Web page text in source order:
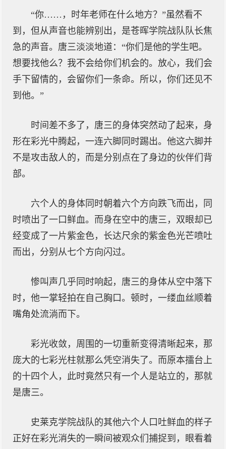
“你……，时年老师在什么地方？”虽然看不
到，但从声音也能辨别出，是苍晖学院战队队长焦
急的声音。唐三淡淡地道：“你们是他的学生吧。
想要找他么？我不会给你们机会的。放心，我们会
手下留情的，会留你们一条命。所以，你们还见不
到他。”
时间差不多了，唐三的身体突然动了起来，身
形在彩光中腾起，一连六脚同时踢出。他这六脚并
不是攻击敌人的，而是分别点在了身边的伙伴们背
部。
六个人的身体同时朝着六个方向跌飞而出，同
时喷出了一口鲜血。而身在空中的唐三，双眼却已
经变成了一片紫金色，长达尺余的紫金色光芒喷吐
而出，分别从七个方向闪过。
惨叫声几乎同时响起，唐三的身体从空中落下
时，他一掌轻拍在自己胸口。顿时，一缕血丝顺着
嘴角处流淌而下。
彩光收敛，周围的一切重新变得清晰起来，那
庞大的七彩光柱就那么凭空消失了。而原本擂台上
的十四个人，此时竟然只有一个人是站立的，那就
是唐三。
史莱克学院战队的其他六个人口吐鲜血的样子
正好在彩光消失的一瞬间被观众们捕捉到，眼看着